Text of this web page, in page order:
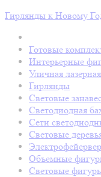
Гирлянды к Новому
Готовые
Интерьерные
Уличная лазерная
Гирлянды
Световые
Светодиодная
Сети
Световые
Объемные
Световые